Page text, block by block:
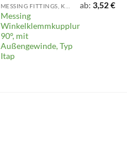
Messing
Winkelklemmkupplung
90°, mit
Außengewinde, Typ
Itap
ab:3,52€